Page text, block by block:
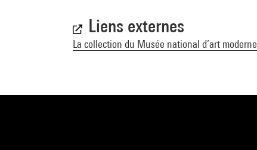
Liens externes
La collection du Musée national d’art moderne